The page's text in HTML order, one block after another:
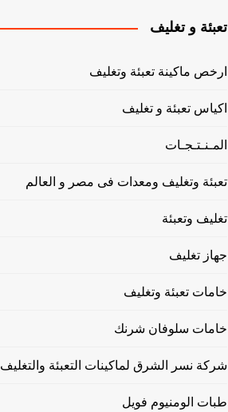
تعبئة و تغليف
ارخص ماكينة تعبئة وتغليف
اكياس تعبئة و تغليف
المـنـتـجـات
تعبئة وتغليف ومعدات فى مصر و العالم
تغليف وتعبئة
جهاز تغليف
خامات تعبئة وتغليف
خامات سلوفان شرنك
شركة نسر الشرق لماكينات التعبئة والتغليف
طبات الومنيوم فويل